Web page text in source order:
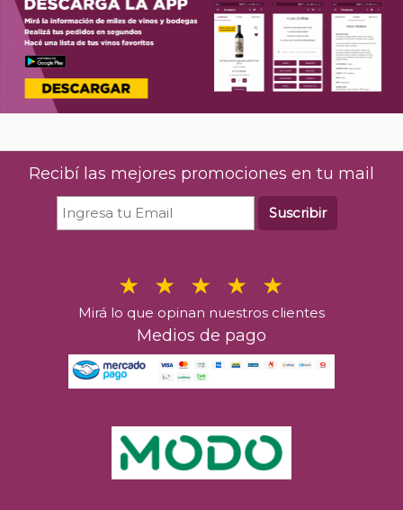
Recibí las mejores promociones en tu mail
Suscribir
Mirá lo que opinan nuestros clientes
Medios de pago